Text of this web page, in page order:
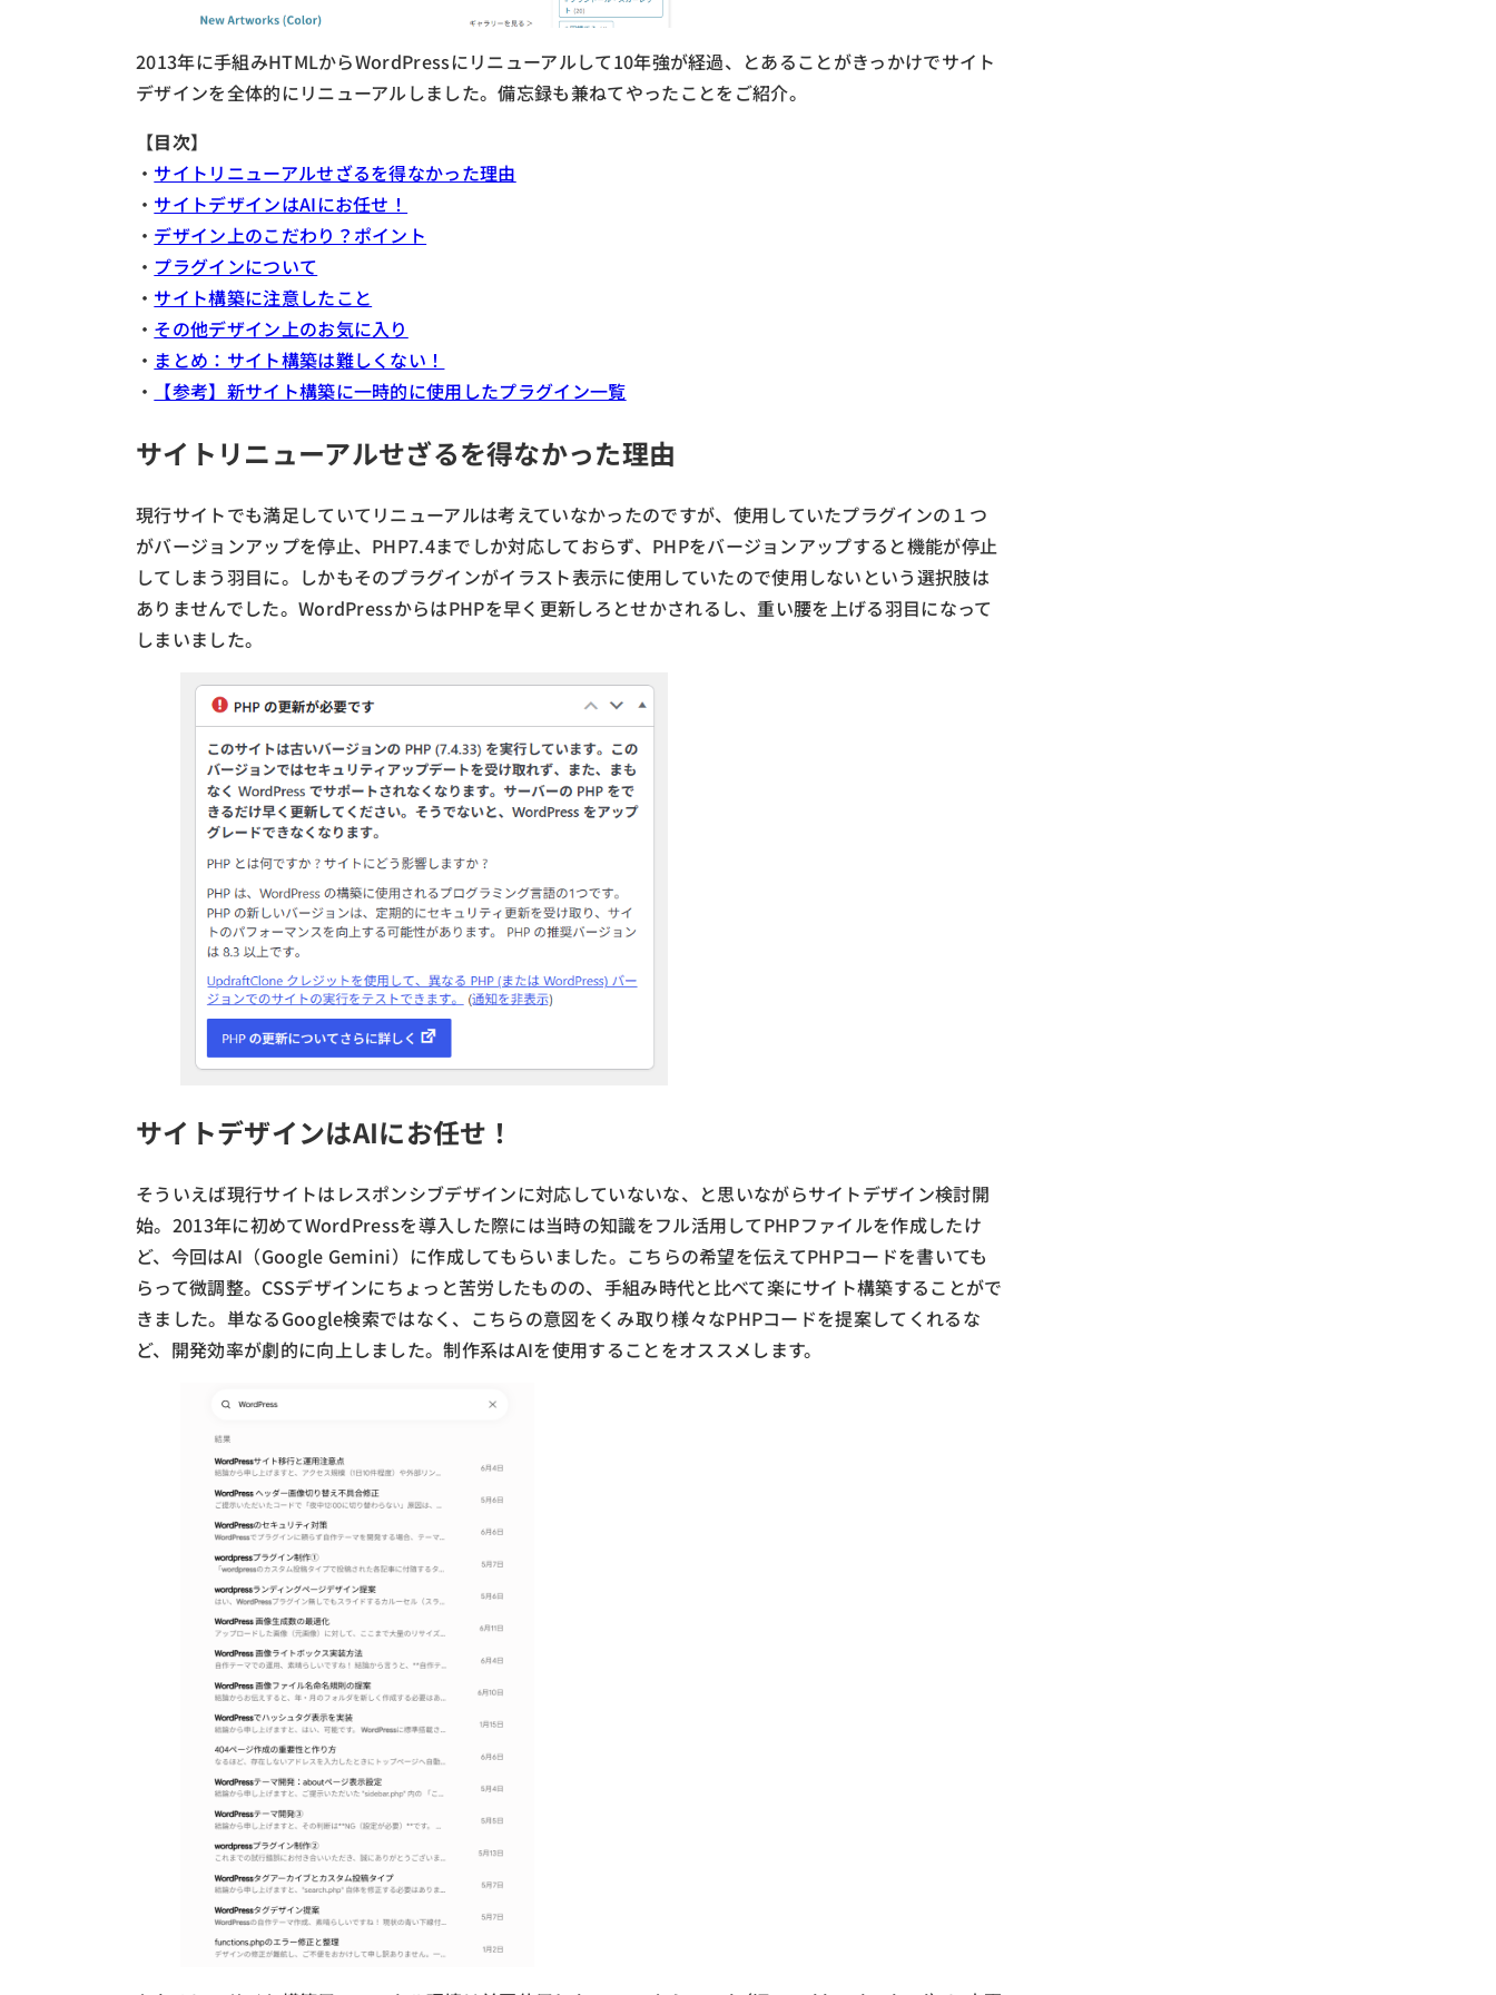
2013年に手組みHTMLからWordPressにリニューアルして10年強が経過、とあることがきっかけでサイト
デザインを全体的にリニューアルしました。備忘録も兼ねてやったことをご紹介。
【目次】
・ サイトリニューアルせざるを得なかった理由
・ サイトデザインはAIにお任せ！
・ デザイン上のこだわり？ポイント
・ プラグインについて
・ サイト構築に注意したこと
・ その他デザイン上のお気に入り
・ まとめ：サイト構築は難しくない！
・
【参考】新サイト構築に一時的に使用したプラグイン一覧
サイトリニューアルせざるを得なかった理由
現行サイトでも満足していてリニューアルは考えていなかったのですが、使用していたプラグインの１つ
がバージョンアップを停止、PHP7.4までしか対応しておらず、PHPをバージョンアップすると機能が停止
してしまう羽目に。しかもそのプラグインがイラスト表示に使用していたので使用しないという選択肢は
ありませんでした。WordPressからはPHPを早く更新しろとせかされるし、重い腰を上げる羽目になって
しまいました。
サイトデザインはAIにお任せ！
そういえば現行サイトはレスポンシブデザインに対応していないな、と思いながらサイトデザイン検討開
始。2013年に初めてWordPressを導入した際には当時の知識をフル活用してPHPファイルを作成したけ
ど、今回はAI（Google Gemini）に作成してもらいました。こちらの希望を伝えてPHPコードを書いても
らって微調整。CSSデザインにちょっと苦労したものの、手組み時代と比べて楽にサイト構築することがで
きました。単なるGoogle検索ではなく、こちらの意図をくみ取り様々なPHPコードを提案してくれるな
ど、開発効率が劇的に向上しました。制作系はAIを使用することをオススメします。